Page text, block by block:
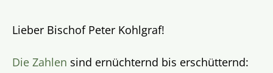
Lieber Bischof Peter Kohlgraf!
Die Zahlen sind ernüchternd bis erschütternd: